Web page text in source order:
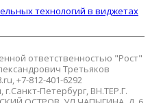
технологий в виджетах
ответственностью "Рост"
Третьяков
+7-812-401-6292
Петербург, ВН.ТЕР.Г.